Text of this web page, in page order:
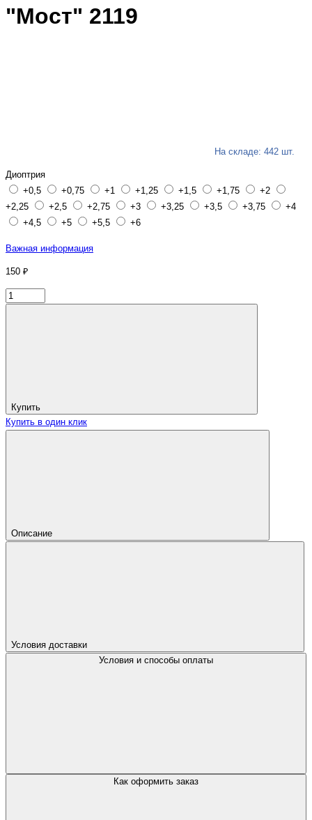
"Мост" 2119
На складе: 442 шт.
Диоптрия
+0,5
+0,75 +1 +1,25 +1,5 +1,75
+2
+2,25
+2,5 +2,75 +3 +3,25 +3,5 +3,75
+4
+4,5
+5 +5,5 +6
Важная информация
150 ₽
Купить
Купить в один клик
Описание
Условия доставки
Условия и способы оплаты
Как оформить заказ